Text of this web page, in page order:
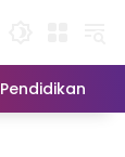
Pendidikan